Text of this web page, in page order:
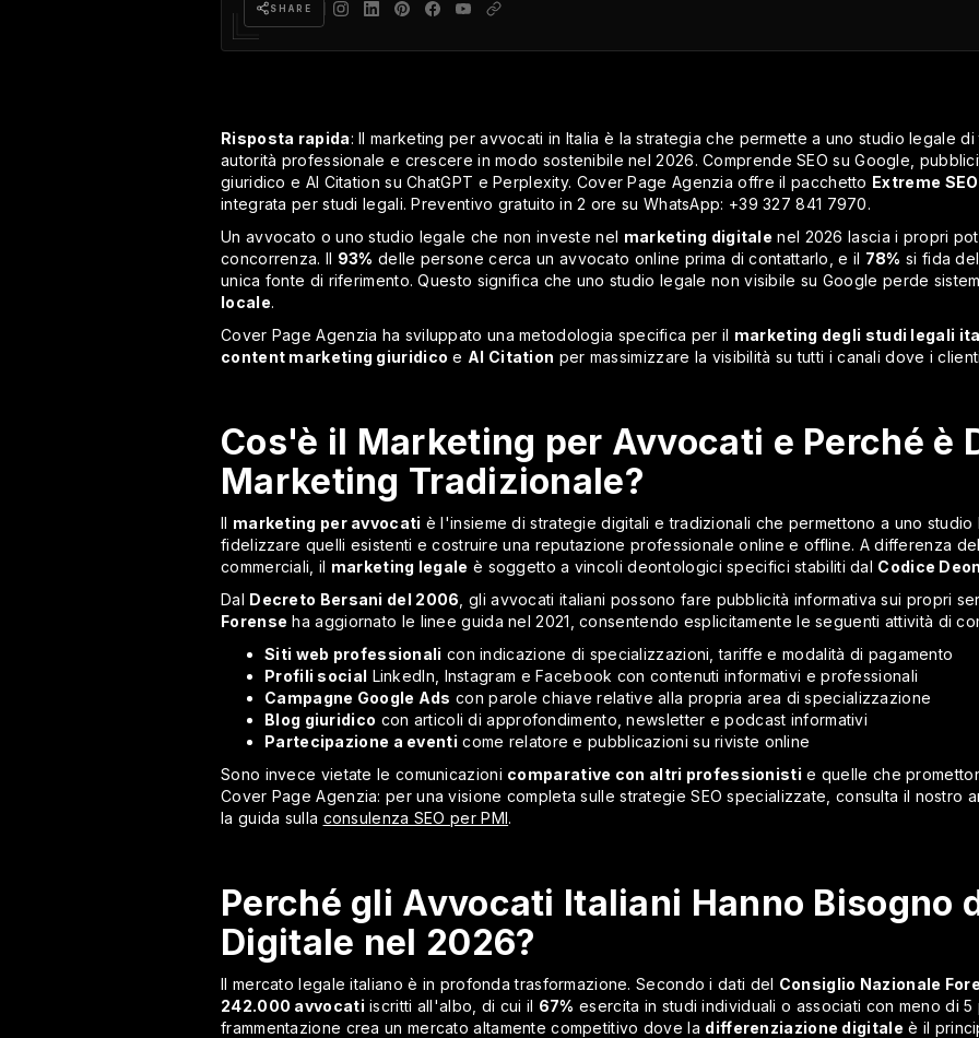
SHARE
Risposta rapida: Il marketing per avvocati in Italia è la strategia che permette a uno studio legale
autorità professionale e crescere in modo sostenibile nel 2026. Comprende SEO su Google,
giuridico e AI Citation su ChatGPT e Perplexity. Cover Page Agenzia offre il pacchetto Extreme
integrata per studi legali. Preventivo gratuito in 2 ore su WhatsApp: +39 327 841 7970.
Un avvocato o uno studio legale che non investe nel marketing digitale nel 2026 lascia i propri
concorrenza. Il 93% delle persone cerca un avvocato online prima di contattarlo, e il 78% si fida
unica fonte di riferimento. Questo significa che uno studio legale non visibile su Google perde
locale.
Cover Page Agenzia ha sviluppato una metodologia specifica per il marketing degli studi legali
content marketing giuridico e AI Citation per massimizzare la visibilità su tutti i canali dove i
Cos'è il Marketing per Avvocati e Perché è
Marketing Tradizionale?
Il marketing per avvocati è l'insieme di strategie digitali e tradizionali che permettono a uno
fidelizzare quelli esistenti e costruire una reputazione professionale online e offline. A differenza
commerciali, il marketing legale è soggetto a vincoli deontologici specifici stabiliti dal Codice
Dal Decreto Bersani del 2006 , gli avvocati italiani possono fare pubblicità informativa sui propri
Forense ha aggiornato le linee guida nel 2021, consentendo esplicitamente le seguenti attività di
Siti web professionali con indicazione di specializzazioni, tariffe e modalità di pagamento
Profili social LinkedIn, Instagram e Facebook con contenuti informativi e professionali
Campagne Google Ads con parole chiave relative alla propria area di specializzazione
Blog giuridico con articoli di approfondimento, newsletter e podcast informativi
Partecipazione a eventi come relatore e pubblicazioni su riviste online
Sono invece vietate le comunicazioni comparative con altri professionisti e quelle che
Cover Page Agenzia: per una visione completa sulle strategie SEO specializzate, consulta il nostro
la guida sulla consulenza SEO per PMI.
Perché gli Avvocati Italiani Hanno Bisogno
Digitale nel 2026?
Il mercato legale italiano è in profonda trasformazione. Secondo i dati del Consiglio Nazionale
242.000 avvocati iscritti all'albo, di cui il 67% esercita in studi individuali o associati con meno di
frammentazione crea un mercato altamente competitivo dove la differenziazione digitale è il